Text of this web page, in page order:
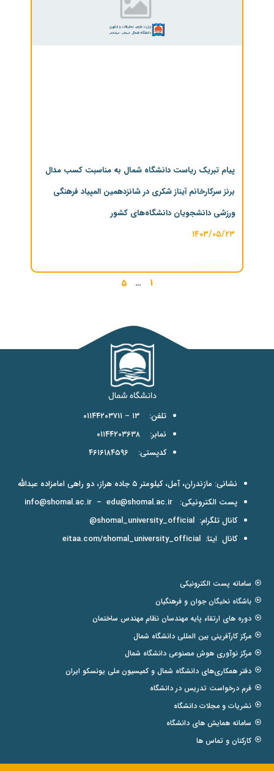
پیام تبریک ریاست دانشگاه شمال به مناسبت کسب مدال
برنز سرکارخانم آیناز شکری در شانزدهمین المپیاد فرهنگی
ورزشی دانشجویان دانشگاه‌های کشور
۱۴۰۳/۰۵/۲۳
1
…
5
تلفن: ۱۳ – ۰۱۱۴۴۲۰۳۷۱۱
نمابر: ۰۱۱۴۴۲۰۳۶۳۸
کدپستی: ۴۶۱۶۱۸۴۵۹۶
نشانی: مازندران، آمل، کیلومتر ۵ جاده هراز، دو راهی امامزاده عبدالله
پست الکترونیکی:
info@shomal.ac.ir – edu@shomal.ac.ir
کانال تلگرام: shomal_university_official@
کانال ایتا: eitaa.com/shomal_university_official
سامانه پست الکترونیکی
باشگاه نخبگان جوان و فرهنگیان
دوره های ارتقاء پایه مهندسان نظام مهندس ساختمان
مرکز کارآفرینی بین المللی دانشگاه شمال
مرکز نوآوری هوش مصنوعی دانشگاه شمال
دفتر همکاری‌های دانشگاه شمال و کمیسیون ملی یونسکو ایران
فرم درخواست تدریس در دانشگاه
نشریات و مجلات دانشگاه
سامانه همایش های دانشگاه
کارکنان و تماس ها